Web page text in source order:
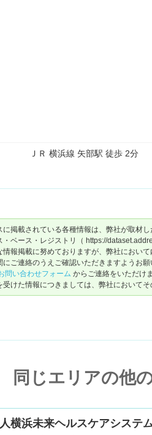
ＪＲ 横浜線 矢部駅 徒歩 2分
に掲載されている各種情報は、弊社が取材
ベース・レジストリ（ https://
報掲載に努めておりますが、弊社におい
ご連絡のうえご確認いただきますようお
問い合わせフォーム からご連絡をいただけ
けた情報につきましては、弊社において
同じエリアの他
横浜未来ヘルスケアシステ